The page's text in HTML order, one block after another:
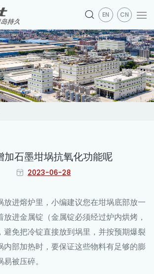
EN CN
加石墨坩埚抗氧化功能呢
2023-06-28
放进熔炉里，小编建议您在坩埚底部放一
放进金属锭（金属锭必须经过炉内烘烤，
避免把冷锭直接放到埚里，并按预期爆裂
内部加热时，要保证这些物料有足够的膨
被压碎。